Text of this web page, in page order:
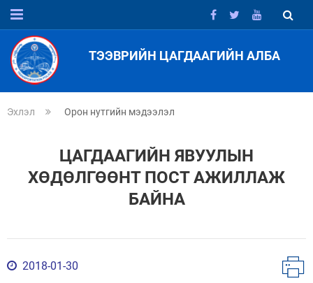
ТЭЭВРИЙН ЦАГДААГИЙН АЛБА
Эхлэл Орон нутгийн мэдээлэл
ЦАГДААГИЙН ЯВУУЛЫН
ХӨДӨЛГӨӨНТ ПОСТ АЖИЛЛАЖ
БАЙНА
2018-01-30